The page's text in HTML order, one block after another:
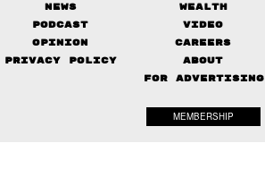
News Wealth
Podcast
Video
Opinion
Careers
Privacy Policy
About
FOR ADVERTISING
MEMBERSHIP